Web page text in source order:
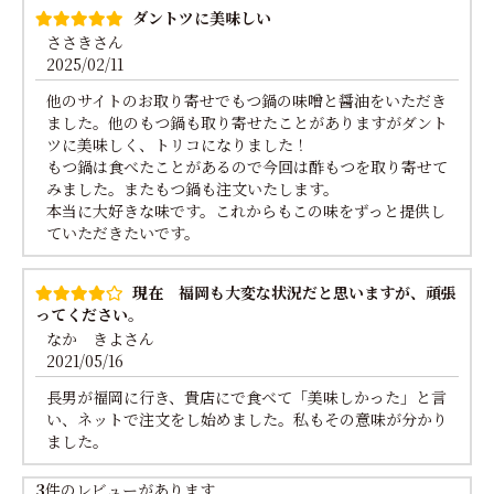
ダントツに美味しい
ささきさん
2025/02/11
他のサイトのお取り寄せでもつ鍋の味噌と醤油をいただき
ました。他のもつ鍋も取り寄せたことがありますがダント
ツに美味しく、トリコになりました！
もつ鍋は食べたことがあるので今回は酢もつを取り寄せて
みました。またもつ鍋も注文いたします。
本当に大好きな味です。これからもこの味をずっと提供し
ていただきたいです。
現在 福岡も大変な状況だと思いますが、頑張
ってください。
なか きよさん
2021/05/16
長男が福岡に行き、貴店にで食べて「美味しかった」と言
い、ネットで注文をし始めました。私もその意味が分かり
ました。
3件のレビューがあります